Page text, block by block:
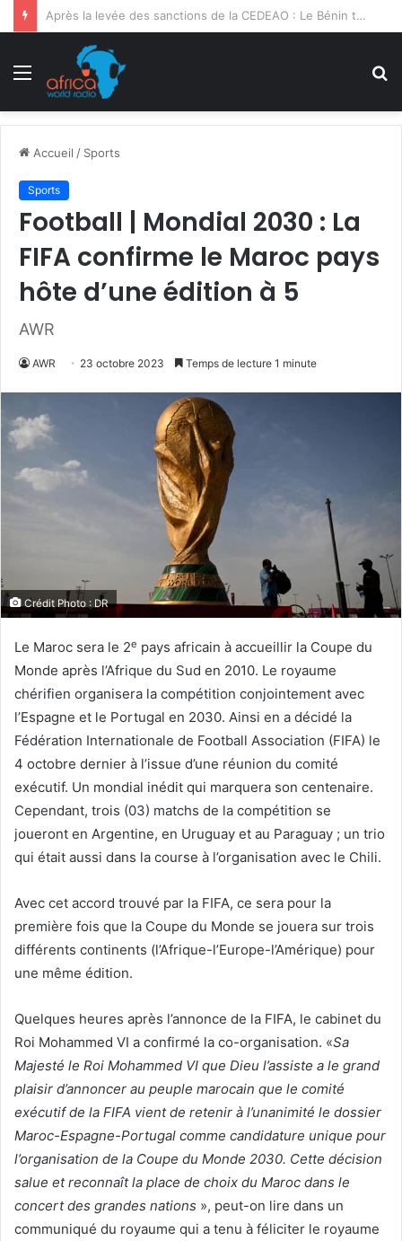
Ghana | 3e Forum International Kofi Annan : la migration sociétale en débat
Menu
Accueil / Sports
Sports
Football | Mondial 2030 : La
FIFA confirme le Maroc pays
hôte d’une édition à 5
AWR
AWR 23 octobre 2023 Temps de lecture 1 minute
Crédit Photo : DR
Le Maroc sera le 2e pays africain à accueillir la Coupe du
Monde après l’Afrique du Sud en 2010. Le royaume
chérifien organisera la compétition conjointement avec
l’Espagne et le Portugal en 2030. Ainsi en a décidé la
Fédération Internationale de Football Association (FIFA) le
4 octobre dernier à l’issue d’une réunion du comité
exécutif. Un mondial inédit qui marquera son centenaire.
Cependant, trois (03) matchs de la compétition se
joueront en Argentine, en Uruguay et au Paraguay ; un trio
qui était aussi dans la course à l’organisation avec le Chili.
Avec cet accord trouvé par la FIFA, ce sera pour la
première fois que la Coupe du Monde se jouera sur trois
différents continents (l’Afrique-l’Europe-l’Amérique) pour
une même édition.
Quelques heures après l’annonce de la FIFA, le cabinet du
Roi Mohammed VI a confirmé la co-organisation. «Sa
Majesté le Roi Mohammed VI que Dieu l’assiste a le grand
plaisir d’annoncer au peuple marocain que le comité
exécutif de la FIFA vient de retenir à l’unanimité le dossier
Maroc-Espagne-Portugal comme candidature unique pour
l’organisation de la Coupe du Monde 2030. Cette décision
salue et reconnaît la place de choix du Maroc dans le
concert des grandes nations », peut-on lire dans un
communiqué du royaume qui a tenu à féliciter le royaume